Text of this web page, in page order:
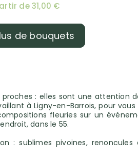
de 31,00 €
de bouquets
: elles sont une attention
à Ligny-en-Barrois, pour
fleuries sur un
dans le 55.
sublimes pivoines, renoncules